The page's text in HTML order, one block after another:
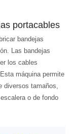
portacables
bandejas
Las bandejas
los cables
máquina permite
diversos tamaños,
o de fondo